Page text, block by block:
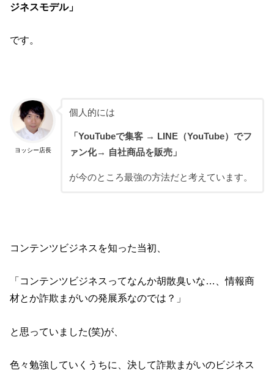
ジネスモデル」
です。
ヨッシー店長
個人的には
「YouTubeで集客 → LINE（YouTube）でフ
ァン化→ 自社商品を販売」
が今のところ最強の方法だと考えています。
コンテンツビジネスを知った当初、
「コンテンツビジネスってなんか胡散臭いな…、情報商
材とか詐欺まがいの発展系なのでは？」
と思っていました(笑)が、
色々勉強していくうちに、決して詐欺まがいのビジネス